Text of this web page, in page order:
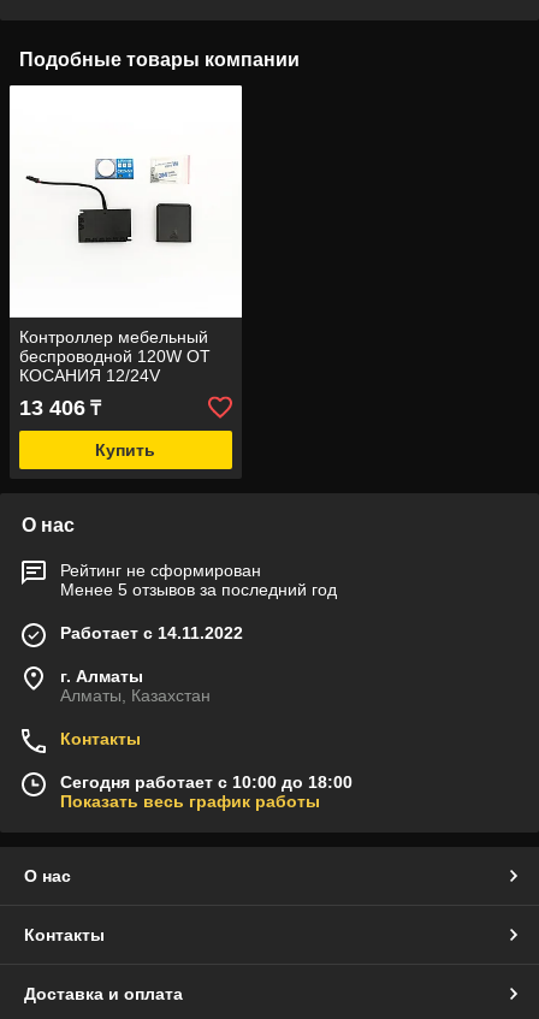
Подобные товары компании
Контроллер мебельный
беспроводной 120W ОТ
КОСАНИЯ 12/24V
13 406 ₸
Купить
О нас
Рейтинг не сформирован
Менее 5 отзывов за последний год
Работает с 14.11.2022
г. Алматы
Алматы, Казахстан
Контакты
Сегодня работает с 10:00 до 18:00
Показать весь график работы
О нас
Контакты
Доставка и оплата